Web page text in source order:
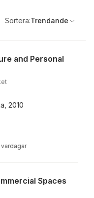
Sortera:Trendande
and Personal
2010
vardagar
Spaces